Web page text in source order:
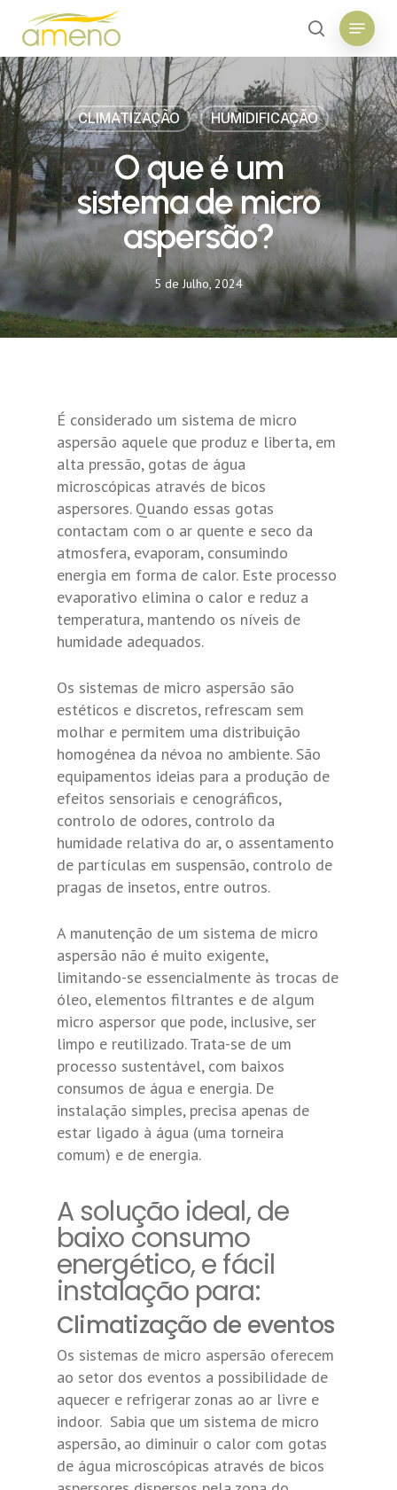
main
content
search
Menu
CLIMATIZAÇÃO HUMIDIFICAÇÃO
O que é um
sistema de micro
aspersão?
5 de Julho, 2024
É considerado um sistema de micro
aspersão aquele que produz e liberta, em
alta pressão, gotas de água
microscópicas através de bicos
aspersores. Quando essas gotas
contactam com o ar quente e seco da
atmosfera, evaporam, consumindo
energia em forma de calor. Este processo
evaporativo elimina o calor e reduz a
temperatura, mantendo os níveis de
humidade adequados.
Os sistemas de micro aspersão são
estéticos e discretos, refrescam sem
molhar e permitem uma distribuição
homogénea da névoa no ambiente. São
equipamentos ideias para a produção de
efeitos sensoriais e cenográficos,
controlo de odores, controlo da
humidade relativa do ar, o assentamento
de partículas em suspensão, controlo de
pragas de insetos, entre outros.
A manutenção de um sistema de micro
aspersão não é muito exigente,
limitando-se essencialmente às trocas de
óleo, elementos filtrantes e de algum
micro aspersor que pode, inclusive, ser
limpo e reutilizado. Trata-se de um
processo sustentável, com baixos
consumos de água e energia. De
instalação simples, precisa apenas de
estar ligado à água (uma torneira
comum) e de energia.
A solução ideal, de
baixo consumo
energético, e fácil
instalação para:
Climatização de eventos
Os sistemas de micro aspersão oferecem
ao setor dos eventos a possibilidade de
aquecer e refrigerar zonas ao ar livre e
indoor. Sabia que um sistema de micro
aspersão, ao diminuir o calor com gotas
de água microscópicas através de bicos
Close
Menu